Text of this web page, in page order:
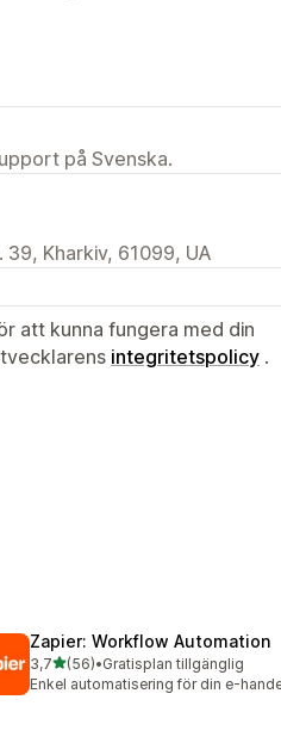
på Svenska.
Kharkiv, 61099, UA
att kunna fungera med din
integritetspolicy .
Zapier: Workflow Automation
3,7av 5 stjärnor
(56)
56 recensioner totalt
•Gratisplan tillgänglig
Enkel automatisering för din e-